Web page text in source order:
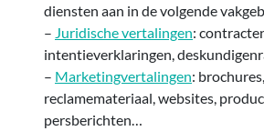
diensten aan in de volgende
– Juridische vertalingen:
intentieverklaringen,
– Marketingvertalingen: brochures,
reclamemateriaal, websites,
persberichten…